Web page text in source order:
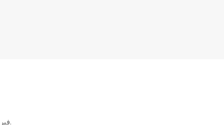
إذا كان لديك أي أسئلة حول حالة راتنجات الإيبوكسي Aikusu ، فيرجى الاتصال بنا.